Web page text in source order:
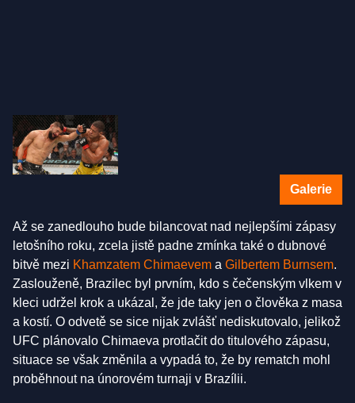
Galerie
Až se zanedlouho bude bilancovat nad nejlepšími zápasy
letošního roku, zcela jistě padne zmínka také o dubnové
bitvě mezi Khamzatem Chimaevem a Gilbertem Burnsem.
Zaslouženě, Brazilec byl prvním, kdo s čečenským vlkem v
kleci udržel krok a ukázal, že jde taky jen o člověka z masa
a kostí. O odvetě se sice nijak zvlášť nediskutovalo, jelikož
UFC plánovalo Chimaeva protlačit do titulového zápasu,
situace se však změnila a vypadá to, že by rematch mohl
proběhnout na únorovém turnaji v Brazílii.